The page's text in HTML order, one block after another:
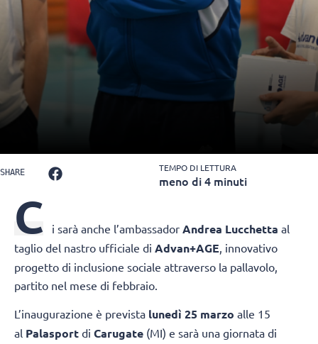
SHARE TEMPO DI LETTURA
meno di 4 minuti
C i sarà anche l’ambassador Andrea Lucchetta al
taglio del nastro ufficiale di Advan+AGE, innovativo
progetto di inclusione sociale attraverso la pallavolo,
partito nel mese di febbraio.
L’inaugurazione è prevista lunedì 25 marzo alle 15
al Palasport di Carugate (MI) e sarà una giornata di